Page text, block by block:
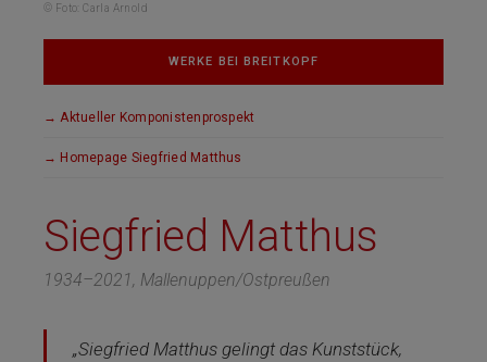
© Foto: Carla Arnold
WERKE BEI BREITKOPF
Aktueller Komponistenprospekt
Homepage Siegfried Matthus
Siegfried Matthus
1934–2021, Mallenuppen/Ostpreußen
„Siegfried Matthus gelingt das Kunststück,